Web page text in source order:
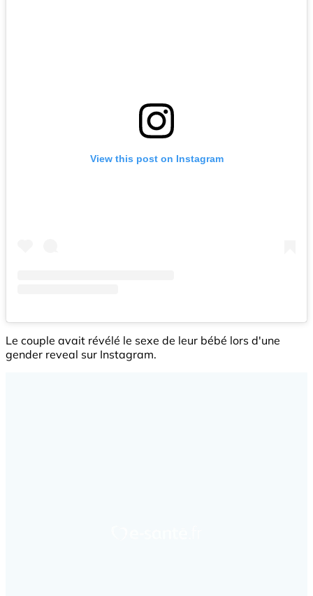
View this post on Instagram
Le couple avait révélé le sexe de leur bébé lors d'une
gender reveal sur Instagram.